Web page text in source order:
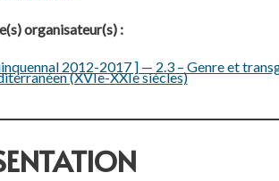
organisateur(s) :
2012-2017 ] — 2.3 – Genre et
(XVIe-XXIe siècles)